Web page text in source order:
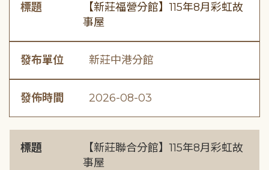
標題
【新莊福營分館】115年8月彩虹故
事屋
發布單位 新莊中港分館
發佈時間 2026-08-03
標題
【新莊聯合分館】115年8月彩虹故
事屋